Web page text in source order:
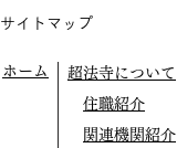
サイトマップ
ホーム
超法寺について
住職紹介
関連機関紹介